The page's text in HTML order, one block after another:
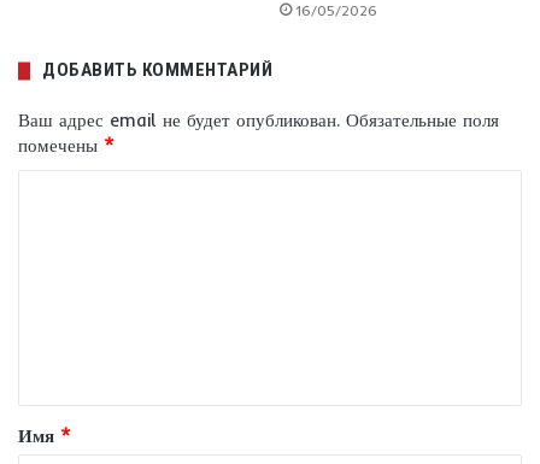
16/05/2026
ДОБАВИТЬ КОММЕНТАРИЙ
Ваш адрес email не будет опубликован. Обязательные поля
помечены *
т
а
Имя *